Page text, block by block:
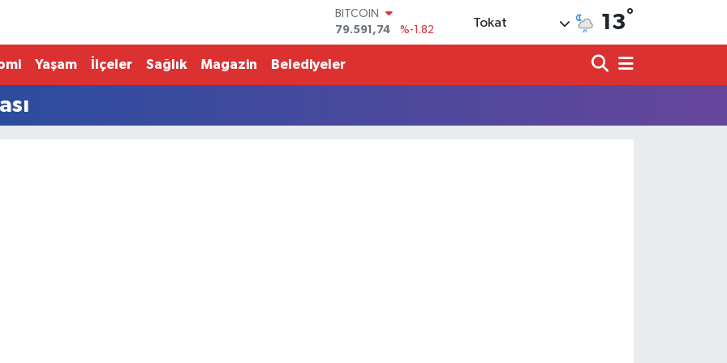
BITCOIN
79.591,74
%-1.82
DOLAR
45,43620
61,60380
%0.18
Tokat 13°
Yaşam İlçeler Sağlık Magazin Belediyeler